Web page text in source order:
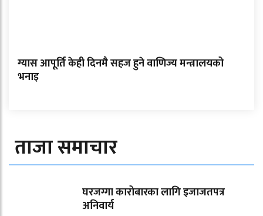
ग्यास आपूर्ति केही दिनमै सहज हुने वाणिज्य मन्त्रालयको
भनाइ
ताजा समाचार
घरजग्गा कारोबारका लागि इजाजतपत्र
अनिवार्य